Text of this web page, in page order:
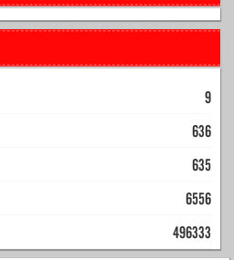
9
636
635
6556
496333